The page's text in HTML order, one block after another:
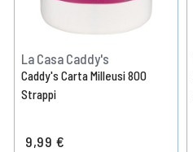
La Casa Caddy's
Caddy's Carta Milleusi 800
Strappi
9,99 €